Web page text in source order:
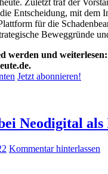
Zuletzt traf der
Entscheidung, mit dem
für die
Beweggründe
werden und
Jetzt abonnieren!
Neodigital als
Kommentar hinterlassen